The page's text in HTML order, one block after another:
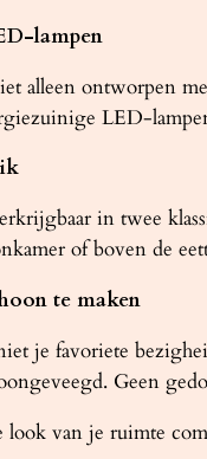
lampen
alleen ontworpen
LED-
in twee
of boven de
te maken
je favoriete
Geen
look van je ruimte